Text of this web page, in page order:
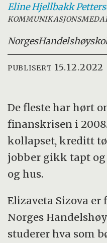
Eline Hjellbakk
Norges
PUBLISERT
De fleste har hørt
finanskrisen i
kollapset, kreditt
jobber gikk tapt
og hus.
Elizaveta Sizova
Norges
studerer hva som